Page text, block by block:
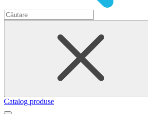
Catalog produse